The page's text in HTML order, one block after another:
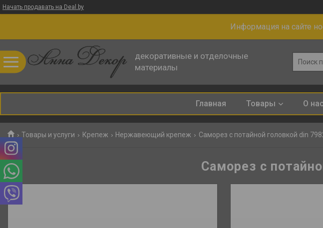
Начать продавать на Deal.by
Информация на сайте
декоративные и отделочные
материалы
Главная Товары О
Товары и услуги Крепеж Нержавеющий крепеж Саморез с потайной головкой din
Саморез с